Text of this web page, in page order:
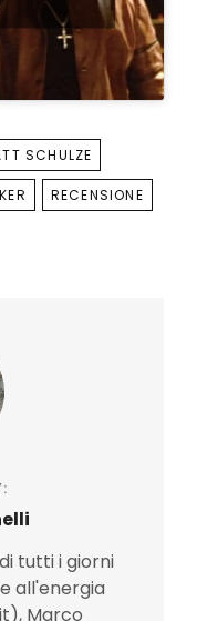
SCHULZE
RECENSIONE
tutti i giorni
all'energia
Marco